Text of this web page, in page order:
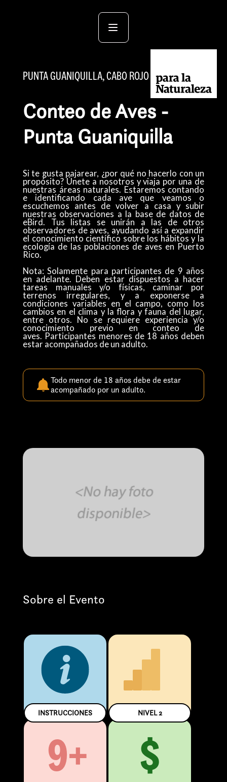
PUNTA GUANIQUILLA, CABO ROJO
Conteo de Aves -
Punta Guaniquilla
​Si te gusta pajarear, ¿por qué no hacerlo con un
propósito? Únete a nosotros y viaja por una de
nuestras áreas naturales. Estaremos contando
e identificando cada ave que veamos o
escuchemos antes de volver a casa y subir
nuestras observaciones a la base de datos de
eBird. Tus listas se unirán a las de otros
observadores de aves, ayudando así a expandir
el conocimiento científico sobre los hábitos y la
ecología de las poblaciones de aves en Puerto
Rico.
Nota: Solamente para participantes de 9 años
en adelante. Deben estar dispuestos a hacer
tareas manuales y/o físicas, caminar por
terrenos irregulares, y a exponerse a
condiciones variables en el campo, como los
cambios en el clima y la flora y fauna del lugar,
entre otros. No se requiere experiencia y/o
conocimiento previo en conteo de
aves. Participantes menores de 18 años deben
estar acompañados de un adulto.​​
Todo menor de 18 años debe de estar
acompañado por un adulto.
Sobre el Evento
INSTRUCCIONES NIVEL2
9+ $